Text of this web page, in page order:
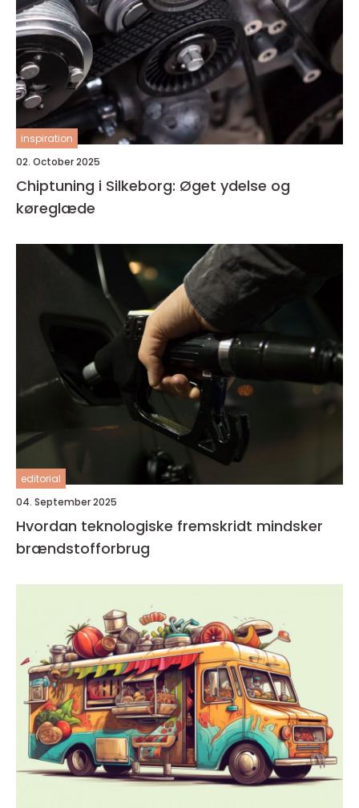
inspiration
02. October 2025
Chiptuning i Silkeborg: Øget ydelse og
køreglæde
editorial
04. September 2025
Hvordan teknologiske fremskridt mindsker
brændstofforbrug